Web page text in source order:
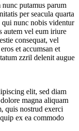
putamus parum
per seacula quarta
nunc nobis videntur
autem vel eum iriure
consequat, vel
et accumsan et
zzril delenit augue
elit, sed diam
magna aliquam
quis nostrud exerci
ex ea commodo